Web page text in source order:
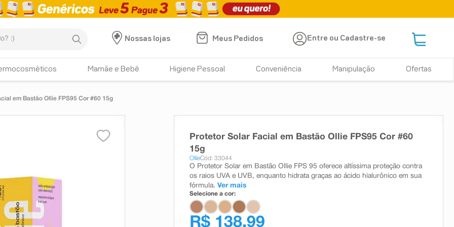
Nossas lojas
Meus Pedidos Entre ou Cadastre-se
Mamãe e Bebê Higiene Pessoal Conveniência Manipulação Ofertas
em Bastão Ollie FPS95 Cor #60 15g
Protetor Solar Facial em Bastão Ollie FPS95 Cor #60
15g
OllieCód: 33044
O Protetor Solar em Bastão Ollie FPS 95 oferece altíssima proteção contra
os raios UVA e UVB, enquanto hidrata graças ao ácido hialurônico em sua
fórmula. Ver mais
Selecione a cor:
R$ 138,99